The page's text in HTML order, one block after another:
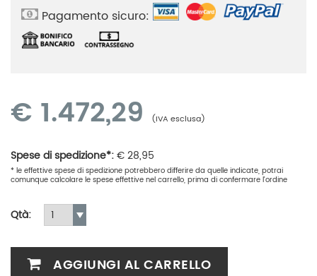
Pagamento sicuro:
€ 1.472,29 (IVA esclusa)
Spese di spedizione*:€28,95
* le effettive spese di spedizione potrebbero differire da quelle indicate, potrai
comunque calcolare le spese effettive nel carrello, prima di confermare l'ordine
Qtà:
AGGIUNGI AL CARRELLO